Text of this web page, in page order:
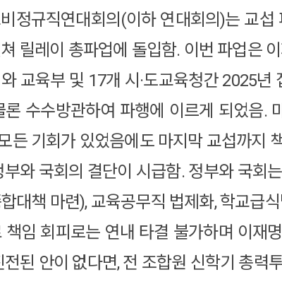
정규직연대회의(이하 연대회의)는 교
릴레이 총파업에 돌입함. 이번 파업은
교육부 및 17개 시·도교육청간 2025
론 수수방관하여 파행에 이르게 되었음.
든 기회가 있었음에도 마지막 교섭까지
와 국회의 결단이 시급함. 정부와 국회
대책 마련), 교육공무직 법제화, 학교급
임 회피로는 연내 타결 불가하며 이재
전된 안이 없다면, 전 조합원 신학기 총력